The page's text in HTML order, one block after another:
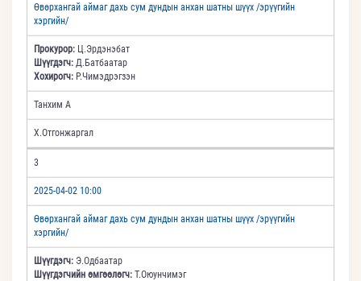
Өвөрхангай аймаг дахь сум дундын анхан шатны шүүх /эрүүгийн
хэргийн/
Прокурор: Ц.Эрдэнэбат
Шүүгдэгч: Д.Батбаатар
Хохирогч: Р.Чимэдрэгзэн
Танхим А
Х.Отгонжаргал
3
2025-04-02 10:00
Өвөрхангай аймаг дахь сум дундын анхан шатны шүүх /эрүүгийн
хэргийн/
Шүүгдэгч: Э.Одбаатар
Шүүгдэгчийн өмгөөлөгч: Т.Оюунчимэг